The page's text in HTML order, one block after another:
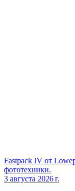
Fastpack IV от
фототехники.
3 августа 2026 г.